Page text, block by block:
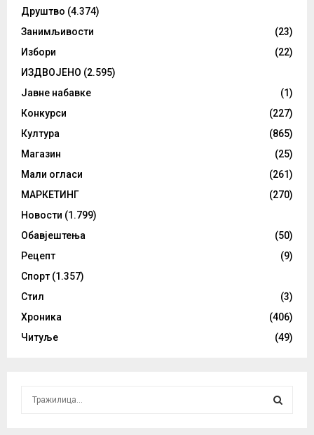
Друштво (4.374)
Занимљивости
(23)
Избори
(22)
ИЗДВОЈЕНО (2.595)
Јавне набавке
(1)
Конкурси
(227)
Култура
(865)
Магазин
(25)
Мали огласи
(261)
МАРКЕТИНГ
(270)
Новости (1.799)
Обавјештења
(50)
Рецепт
(9)
Спорт (1.357)
Стил
(3)
Хроника
(406)
Читуље
(49)